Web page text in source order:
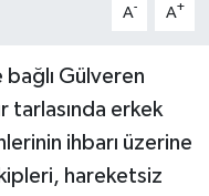
A- A+
bağlı Gülveren
tarlasında erkek
ihbarı üzerine
hareketsiz